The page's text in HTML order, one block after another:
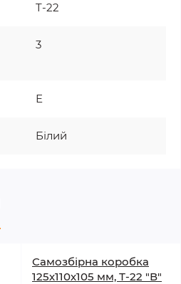
T-22
3
Е
Білий
Самозбірна коробка
125х110х105 мм, Т-22 "В"